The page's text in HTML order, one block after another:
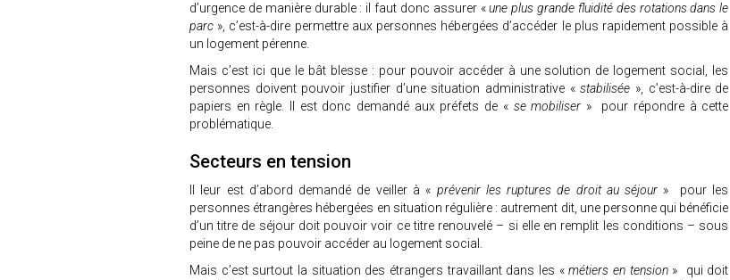
d’urgence de manière durable : il faut donc assurer «une plus grande fluidité des rotations dans le
parc », c’est-à-dire permettre aux personnes hébergées d’accéder le plus rapidement possible à
un logement pérenne.
Mais c’est ici que le bât blesse : pour pouvoir accéder à une solution de logement social, les
personnes doivent pouvoir justifier d’une situation administrative «stabilisée », c’est-à-dire de
papiers en règle. Il est donc demandé aux préfets de « se mobiliser » pour répondre à cette
problématique.
Secteurs en tension
Il leur est d’abord demandé de veiller à « prévenir les ruptures de droit au séjour » pour les
personnes étrangères hébergées en situation régulière : autrement dit, une personne qui bénéficie
d’un titre de séjour doit pouvoir voir ce titre renouvelé – si elle en remplit les conditions – sous
peine de ne pas pouvoir accéder au logement social.
Mais c’est surtout la situation des étrangers travaillant dans les «métiers en tension» qui doit